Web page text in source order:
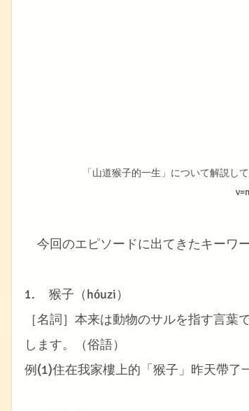
「山道猴子的一生」について解説し
今回のエピソードに出てきたキーワ
1.     猴子（hóuzi）
［名詞］本来は動物のサルを指す言
します。（俗語）
例(1)住在我家樓上的「猴子」昨天帶了